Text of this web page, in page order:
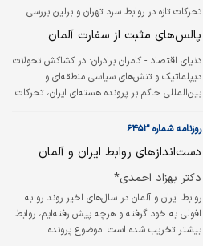
تحرکات تازه در روابط سرد تهران و برلین بررسی
شد؛
پالس‌های مثبت از سفارت آلمان
دنیای اقتصاد - کامران برادران: در کشاکش تحولات
دیپلماتیک و تنش‌های سیاسی منطقه‌ای و
بین‌المللی حاکم بر پرونده هسته‌ای ایران، تحرکات
ورود سفیر جدید، نشانه‌هایی از یک تحرک تازه در
نمایش گذاشته است. وعده‌هایی برای تسهیل روند
صدور ویزا برای شهروندان ایرانی که مدت‌ها با
سخت‌گیری و کُندی سفارت آلمان در تهران مواجه
بودند، به همراه اقدامات فرهنگی و غیررسمی
دیپلمات‌های آلمانی می‌تواند فصل جدیدی از
تعاملات را نوید دهد که در تضاد آشکار با دوران…
روزنامه شماره ۶۴۵۳
دست‌اندازهای روابط ایران و آلمان
دکتر بهزاد احمدی*
روابط ایران و آلمان در سال‌های اخیر روند رو به
افولی به خود گرفته و هرچه پیش رفته‌ایم، روابط
بیشتر تخریب شده است. موضوع پرونده